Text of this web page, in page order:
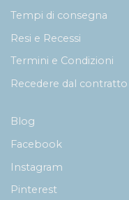
Tempi di consegna
Resi e Recessi
Termini e Condizioni
Recedere dal contratto
Blog
Facebook
Instagram
Pinterest